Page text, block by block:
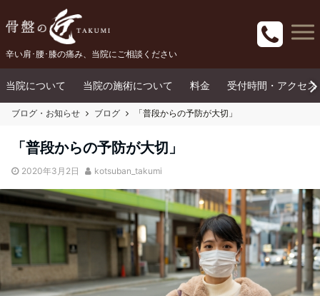
辛い肩･腰･膝の痛み、当院にご相談ください
当院について 当院の施術について 料金 受付時間・アクセス
ブログ・お知らせ ブログ 「普段からの予防が大切」
「普段からの予防が大切」
2020年3月2日 kotsuban_takumi